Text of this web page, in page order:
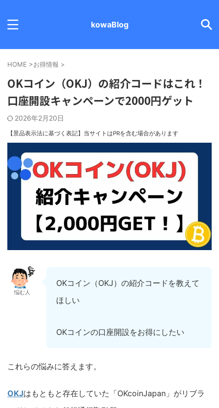
kowaBlog
HOME >お得情報 >
OKコイン（OKJ）の紹介コードはこれ！
口座開設キャンペーンで2000円ゲット
2026年2月20日
【景品表示法に基づく表記】 当サイトはPRを含む場合があります
悩む人
OKコイン（OKJ）の紹介コードを教えて
ほしい
OKコインの口座開設をお得にしたい
これらの悩みに答えます。
OKJはもともと存在していた「OKcoinJapan」がリブラ